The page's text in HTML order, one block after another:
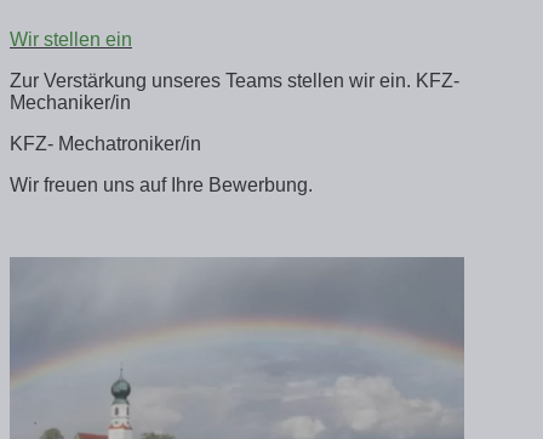
Wir stellen ein
Zur Verstärkung unseres Teams stellen wir ein. KFZ-
Mechaniker/in
KFZ- Mechatroniker/in
Wir freuen uns auf Ihre Bewerbung.